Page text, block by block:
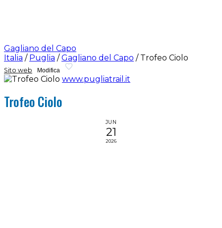
Gagliano del Capo
Italia / Puglia / Gagliano del Capo / Trofeo Ciolo
Sito web Modifica
www.pugliatrail.it
Trofeo Ciolo
JUN
21
2026